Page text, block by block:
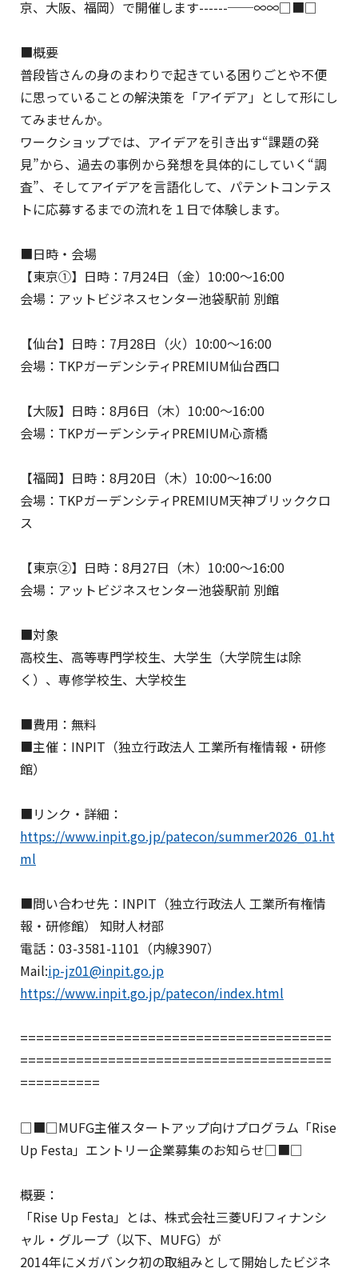
京、大阪、福岡）で開催します------──∞∞□■□
■概要
普段皆さんの身のまわりで起きている困りごとや不便
に思っていることの解決策を「アイデア」として形にし
てみませんか。
ワークショップでは、アイデアを引き出す“課題の発
見”から、過去の事例から発想を具体的にしていく“調
査”、そしてアイデアを言語化して、パテントコンテス
トに応募するまでの流れを１日で体験します。
■日時・会場
【東京①】日時：7月24日（金）10:00～16:00
会場：アットビジネスセンター池袋駅前 別館
【仙台】日時：7月28日（火）10:00～16:00
会場：TKPガーデンシティPREMIUM仙台西口
【大阪】日時：8月6日（木）10:00～16:00
会場：TKPガーデンシティPREMIUM心斎橋
【福岡】日時：8月20日（木）10:00～16:00
会場：TKPガーデンシティPREMIUM天神ブリッククロ
ス
【東京②】日時：8月27日（木）10:00～16:00
会場：アットビジネスセンター池袋駅前 別館
■対象
高校生、高等専門学校生、大学生（大学院生は除
く）、専修学校生、大学校生
■費用：無料
■主催：INPIT（独立行政法人 工業所有権情報・研修
館）
■リンク・詳細：
https://www.inpit.go.jp/patecon/summer2026_01.ht
ml
■問い合わせ先：INPIT（独立行政法人 工業所有権情
報・研修館） 知財人材部
電話：03-3581-1101（内線3907）
Mail:ip-jz01@inpit.go.jp
https://www.inpit.go.jp/patecon/index.html
=======================================
=======================================
==========
□■□MUFG主催スタートアップ向けプログラム「Rise
Up Festa」エントリー企業募集のお知らせ□■□
概要：
「Rise Up Festa」とは、株式会社三菱UFJフィナンシ
ャル・グループ（以下、MUFG）が
2014年にメガバンク初の取組みとして開始したビジネ